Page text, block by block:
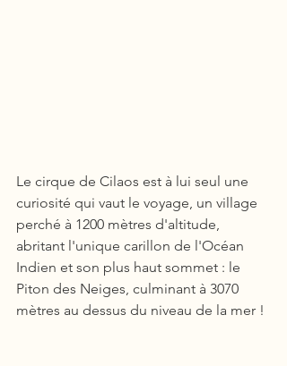
Le cirque de Cilaos est à lui seul une
curiosité qui vaut le voyage, un village
perché à 1200 mètres d'altitude,
abritant l'unique carillon de l'Océan
Indien et son plus haut sommet : le
Piton des Neiges, culminant à 3070
mètres au dessus du niveau de la mer !